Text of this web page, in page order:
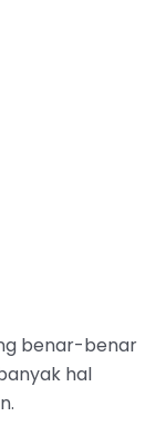
benar-benar
hal